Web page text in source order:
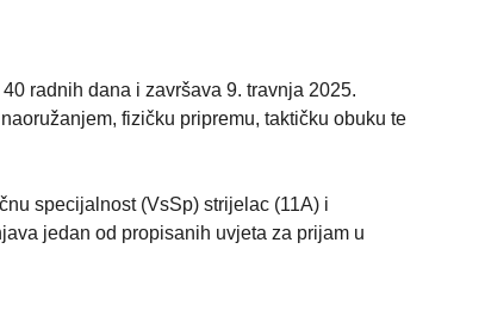
radnih dana i završava 9. travnja 2025.
fizičku pripremu, taktičku obuku te
specijalnost (VsSp) strijelac (11A) i
jedan od propisanih uvjeta za prijam u